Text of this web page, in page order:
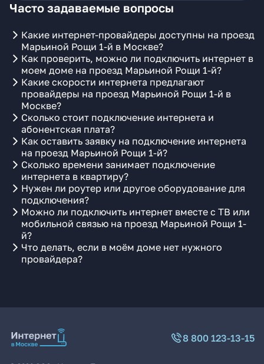
Часто задаваемые вопросы
Какие интернет-провайдеры доступны на проезд
Марьиной Рощи 1-й в Москве?
Как проверить, можно ли подключить интернет в
моем доме на проезд Марьиной Рощи 1-й?
Какие скорости интернета предлагают
провайдеры на проезд Марьиной Рощи 1-й в
Москве?
Сколько стоит подключение интернета и
абонентская плата?
Как оставить заявку на подключение интернета
на проезд Марьиной Рощи 1-й?
Сколько времени занимает подключение
интернета в квартиру?
Нужен ли роутер или другое оборудование для
подключения?
Можно ли подключить интернет вместе с ТВ или
мобильной связью на проезд Марьиной Рощи 1-
й?
Что делать, если в моём доме нет нужного
провайдера?
8 800 123-13-15